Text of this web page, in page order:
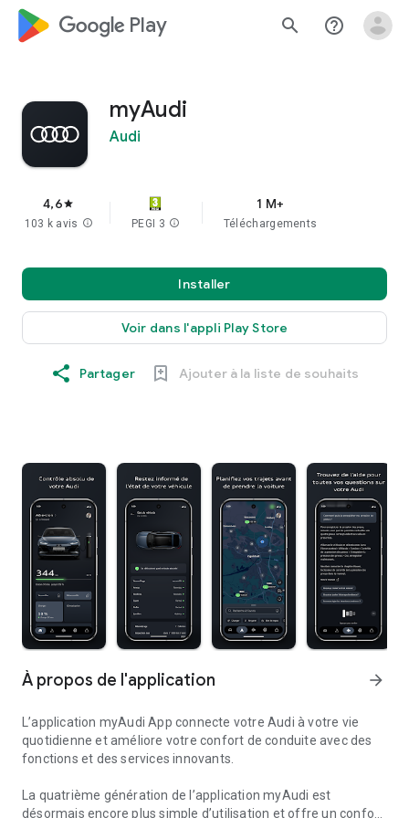
google_logo Play search help_outline
myAudi
Audi
4,6star
103 k avis info PEGI 3 info
1 M+
Téléchargements
Installer
Voir dans l'appli Play Store
Partager Ajouter à la liste de souhaits
À propos de l'application arrow_forward
L’application myAudi App connecte votre Audi à votre vie
quotidienne et améliore votre confort de conduite avec des
fonctions et des services innovants.
La quatrième génération de l’application myAudi est
désormais encore plus simple d’utilisation et offre un confort